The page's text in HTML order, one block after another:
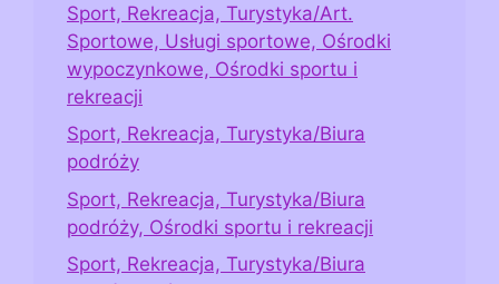
Sport, Rekreacja, Turystyka/Art.
Sportowe, Usługi sportowe, Ośrodki
wypoczynkowe, Ośrodki sportu i
rekreacji
Sport, Rekreacja, Turystyka/Biura
podróży
Sport, Rekreacja, Turystyka/Biura
podróży, Ośrodki sportu i rekreacji
Sport, Rekreacja, Turystyka/Biura